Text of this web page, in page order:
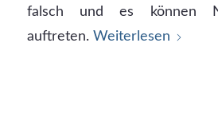
falsch und es können
auftreten. Weiterlesen